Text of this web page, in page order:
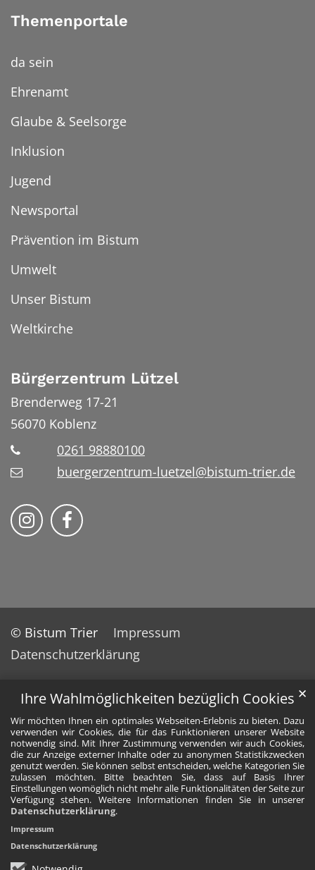
Ihre Wahlmöglichkeiten bezüglich Cookies
Wir möchten Ihnen ein optimales Webseiten-Erlebnis zu bieten. Dazu
verwenden wir Cookies, die für das Funktionieren unserer Website
notwendig sind. Mit Ihrer Zustimmung verwenden wir auch Cookies,
die zur Anzeige externer Inhalte oder zu anonymen Statistikzwecken
genutzt werden. Sie können selbst entscheiden, welche Kategorien Sie
zulassen möchten. Bitte beachten Sie, dass auf Basis Ihrer
Einstellungen womöglich nicht mehr alle Funktionalitäten der Seite zur
Verfügung stehen. Weitere Informationen finden Sie in unserer
Datenschutzerklärung.
✕
Impressum
Datenschutzerklärung
Themenportale
da sein
Ehrenamt
Glaube & Seelsorge
Inklusion
Jugend
Newsportal
Prävention im Bistum
Umwelt
Unser Bistum
Weltkirche
Bürgerzentrum Lützel
Brenderweg 17-21
56070 Koblenz
0261 98880100
buergerzentrum-luetzel@bistum-trier.de
Folge uns auf Instragram
Folge uns auf Facebook
© Bistum Trier
Impressum
Datenschutzerklärung